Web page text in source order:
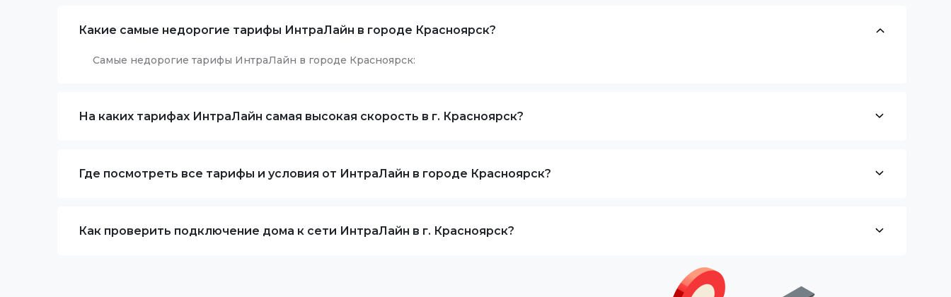
Какие самые недорогие тарифы ИнтраЛайн в городе Красноярск?
Самые недорогие тарифы ИнтраЛайн в городе Красноярск:
На каких тарифах ИнтраЛайн самая высокая скорость в г. Красноярск?
Где посмотреть все тарифы и условия от ИнтраЛайн в городе Красноярск?
Как проверить подключение дома к сети ИнтраЛайн в г. Красноярск?